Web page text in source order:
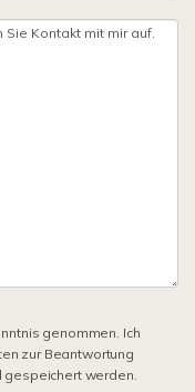
genommen. Ich
zur Beantwortung
gespeichert werden.